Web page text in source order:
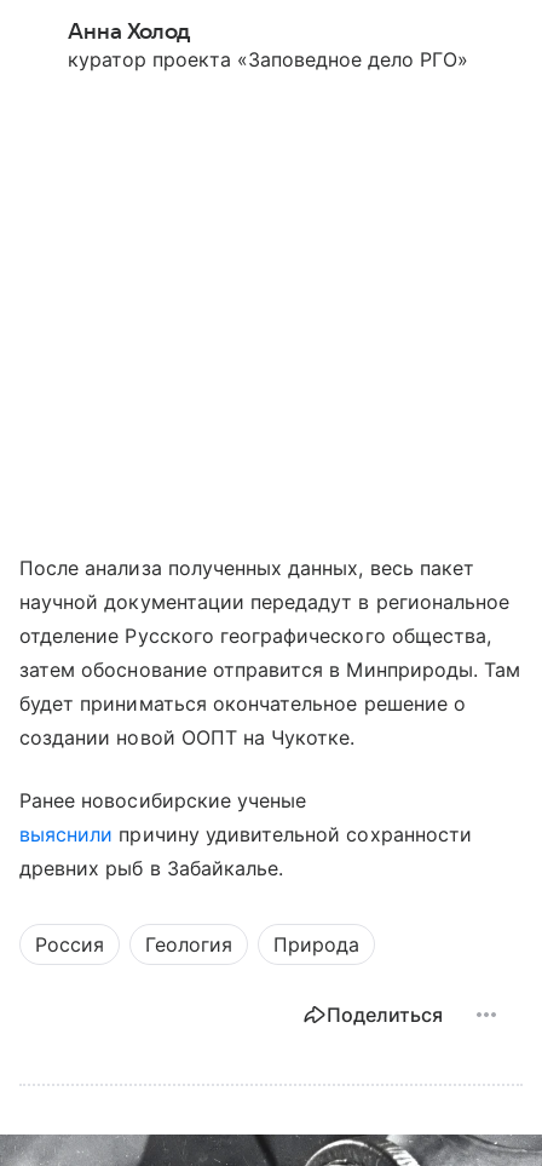
Анна Холод
куратор проекта «Заповедное дело РГО»
После анализа полученных данных, весь пакет
научной документации передадут в региональное
отделение Русского географического общества,
затем обоснование отправится в Минприроды. Там
будет приниматься окончательное решение о
создании новой ООПТ на Чукотке.
Ранее новосибирские ученые
выяснили причину удивительной сохранности
древних рыб в Забайкалье.
Россия Геология Природа
Поделиться